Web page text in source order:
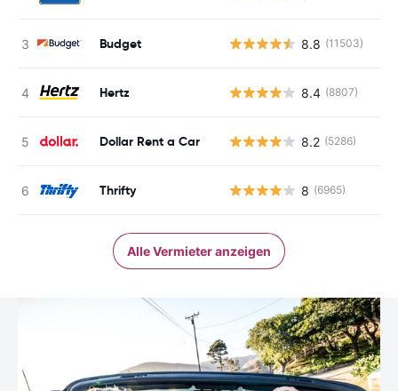
Budget 8.8 (11503)
Hertz 8.4 (8807)
Dollar Rent a Car 8.2 (5286)
Thrifty 8 (6965)
Alle Vermieter anzeigen